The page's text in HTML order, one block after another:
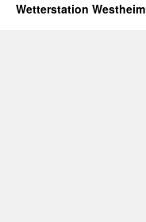
Wetterstation Westheim